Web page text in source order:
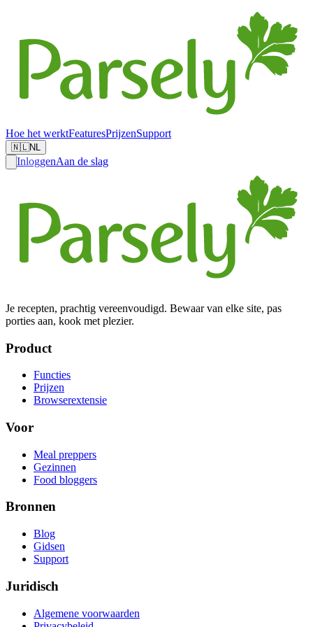
Hoe het werktFeaturesPrijzenSupport
🇳🇱NL
InloggenAan de slag
Je recepten, prachtig vereenvoudigd. Bewaar van elke site, pas
porties aan, kook met plezier.
Product
Functies
Prijzen
Browserextensie
Voor
Meal preppers
Gezinnen
Food bloggers
Bronnen
Blog
Gidsen
Support
Juridisch
Algemene voorwaarden